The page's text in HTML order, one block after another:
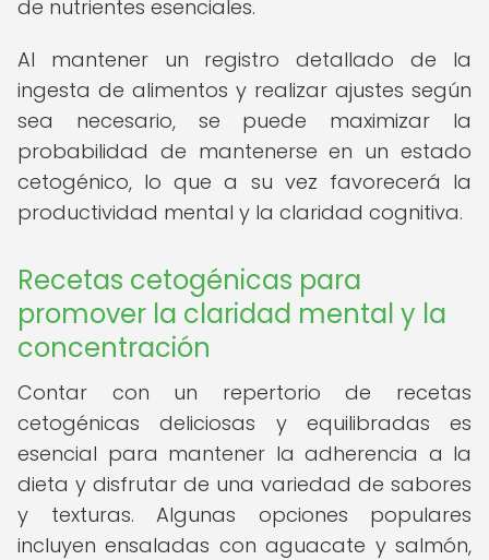
de nutrientes esenciales.
Al mantener un registro detallado de la
ingesta de alimentos y realizar ajustes según
sea necesario, se puede maximizar la
probabilidad de mantenerse en un estado
cetogénico, lo que a su vez favorecerá la
productividad mental y la claridad cognitiva.
Recetas cetogénicas para
promover la claridad mental y la
concentración
Contar con un repertorio de recetas
cetogénicas deliciosas y equilibradas es
esencial para mantener la adherencia a la
dieta y disfrutar de una variedad de sabores
y texturas. Algunas opciones populares
incluyen ensaladas con aguacate y salmón,